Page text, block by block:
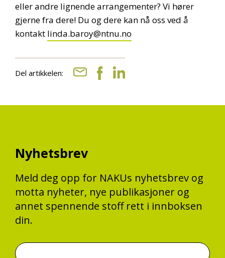
eller andre lignende arrangementer? Vi hører
gjerne fra dere! Du og dere kan nå oss ved å
kontakt linda.baroy@ntnu.no
Del artikkelen:
Nyhetsbrev
Meld deg opp for NAKUs nyhetsbrev og
motta nyheter, nye publikasjoner og
annet spennende stoff rett i innboksen
din.